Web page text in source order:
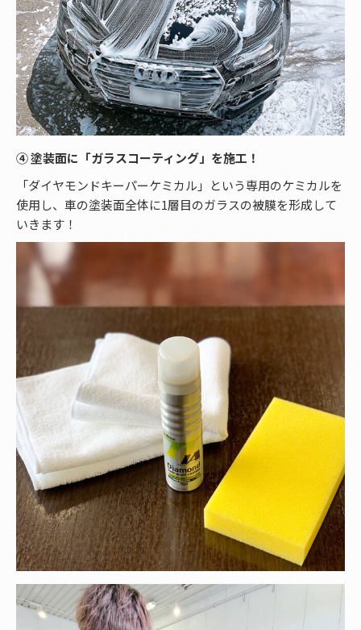
④ 塗装面に「ガラスコーティング」を施工！
「ダイヤモンドキーパーケミカル」という専用のケミカルを
使用し、車の塗装面全体に1層目のガラスの被膜を形成して
いきます！